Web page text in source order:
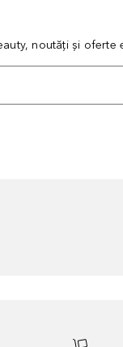
noutăți și oferte